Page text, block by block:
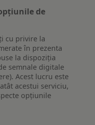
de
cu privire la
în prezenta
la dispoziția
semnale digitale
Acest lucru este
acestui serviciu,
opțiunile